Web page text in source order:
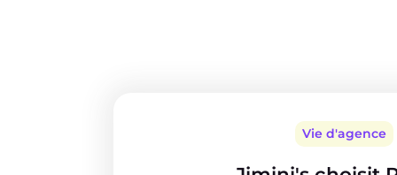
Vie d'agence